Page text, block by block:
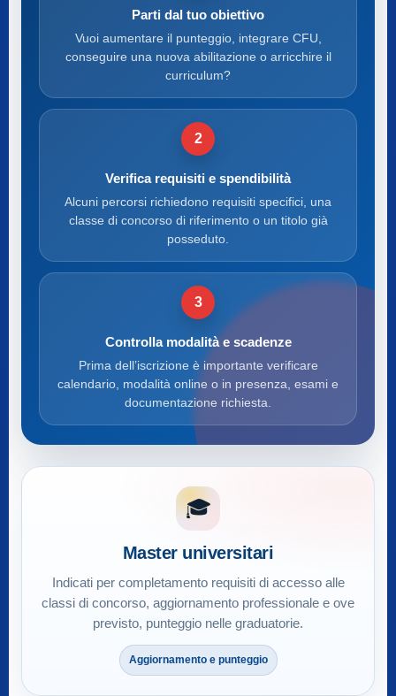
Parti dal tuo obiettivo
Vuoi aumentare il punteggio, integrare CFU,
conseguire una nuova abilitazione o arricchire il
curriculum?
2
Verifica requisiti e spendibilità
Alcuni percorsi richiedono requisiti specifici, una
classe di concorso di riferimento o un titolo già
posseduto.
3
Controlla modalità e scadenze
Prima dell’iscrizione è importante verificare
calendario, modalità online o in presenza, esami e
documentazione richiesta.
🎓
Master universitari
Indicati per completamento requisiti di accesso alle
classi di concorso, aggiornamento professionale e ove
previsto, punteggio nelle graduatorie.
Aggiornamento e punteggio